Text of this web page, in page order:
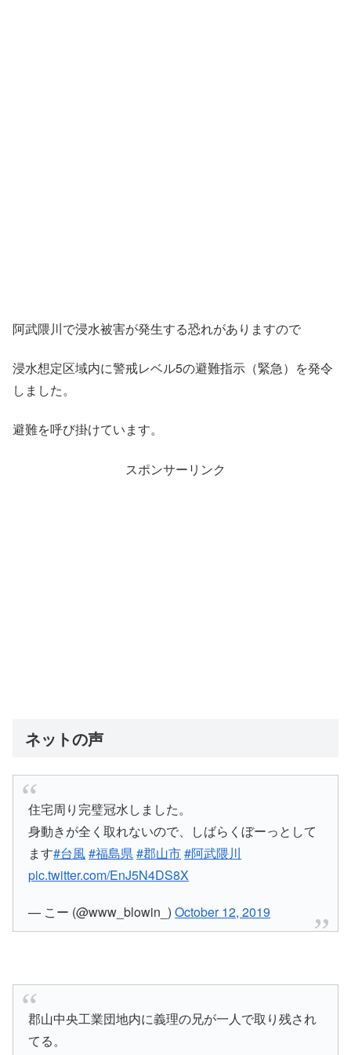
阿武隈川で浸水被害が発生する恐れがありますので
浸水想定区域内に警戒レベル5の避難指示（緊急）を発令
しました。
避難を呼び掛けています。
スポンサーリンク
ネットの声
住宅周り完璧冠水しました。
身動きが全く取れないので、しばらくぼーっとして
ます#台風#福島県#郡山市#阿武隈川
pic.twitter.com/EnJ5N4DS8X
— こー (@www_blowin_)October 12, 2019
郡山中央工業団地内に義理の兄が一人で取り残され
てる。